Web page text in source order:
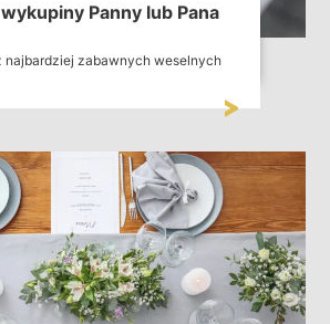
Panny lub Pana
najbardziej zabawnych weselnych